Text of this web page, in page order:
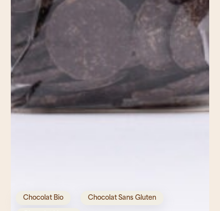
Chocolat Bio Chocolat Sans Gluten